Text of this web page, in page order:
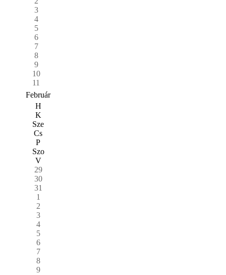
3
4
5
6
7
8
9
10
11
Február
H
K
Sze
Cs
P
Szo
V
29
30
31
1
2
3
4
5
6
7
8
9